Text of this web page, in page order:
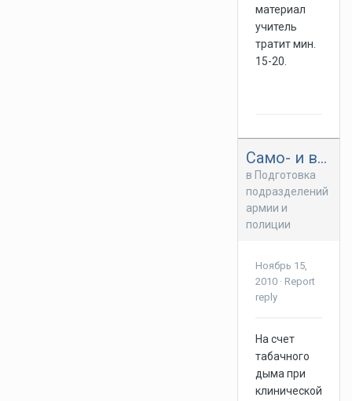
материал
учитель
тратит мин.
15-20.
Само- и взаимопомощь
в Подготовка
подразделений
армии и
полиции
Ноябрь 15,
2010 · Report
reply
На счет
табачного
дыма при
клинической